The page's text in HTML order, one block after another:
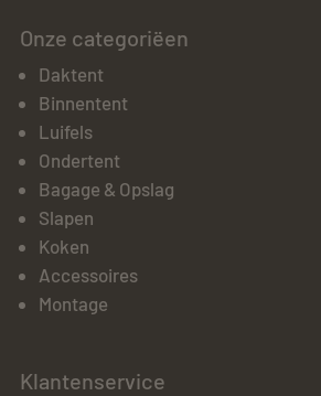
Onze categoriëen
Daktent
Binnentent
Luifels
Ondertent
Bagage & Opslag
Slapen
Koken
Accessoires
Montage
Klantenservice